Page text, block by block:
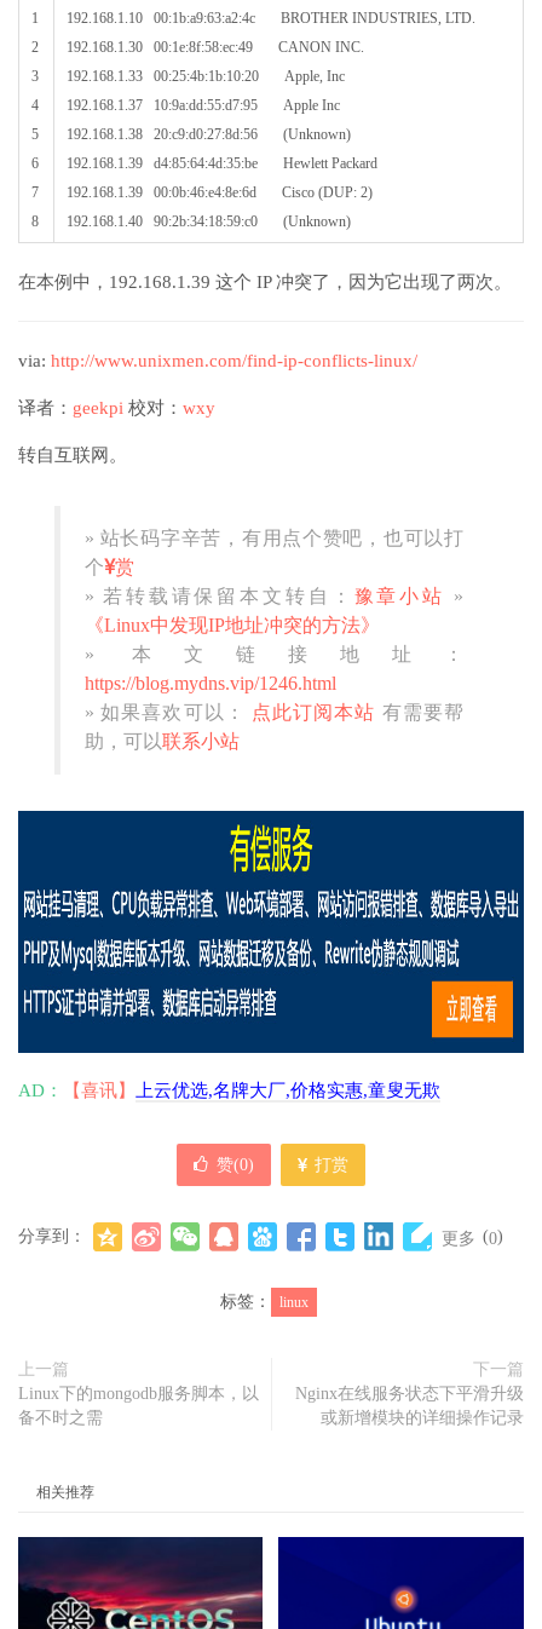
1
2
3
4
5
6
7
8
192.168.1.10 00:1b:a9:63:a2:4c BROTHER INDUSTRIES, LTD.
192.168.1.30
00:1e:8f:58:ec:49 CANON INC.
192.168.1.33
00:25:4b:1b:10:20 Apple, Inc
192.168.1.37
10:9a:dd:55:d7:95 Apple Inc
192.168.1.38
20:c9:d0:27:8d:56 (Unknown)
192.168.1.39
d4:85:64:4d:35:be Hewlett Packard
192.168.1.39
00:0b:46:e4:8e:6d Cisco (DUP: 2)
192.168.1.40
90:2b:34:18:59:c0 (Unknown)
在本例中，192.168.1.39 这个 IP 冲突了，因为它出现了两次。
via: http://www.unixmen.com/find-ip-conflicts-linux/
译者： geekpi 校对： wxy
转自互联网。
» 站长码字辛苦，有用点个赞吧，也可以打
个 赏
» 若转载请保留本文转自： 豫章小站
»
《Linux中发现IP地址冲突的方法》
» 本文链接地址：
https://blog.mydns.vip/1246.html
» 如果喜欢可以：
点此订阅本站 有需要帮
助，可以联系小站
AD： 【喜讯】 上云优选,名牌大厂,价格实惠,童叟无欺
赞(0) 打赏
分享到： 更多 (0)
标签： linux
上一篇
Linux下的mongodb服务脚本，以
备不时之需
下一篇
Nginx在线服务状态下平滑升级
或新增模块的详细操作记录
相关推荐